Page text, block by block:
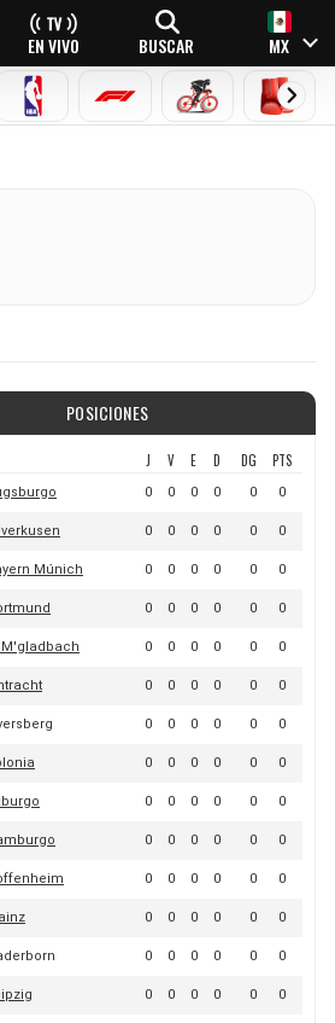
EN VIVO BUSCAR MX
NBA FÓRMULA 1CICLISMOBOXEO